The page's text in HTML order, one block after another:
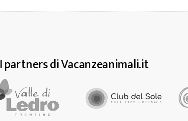
I partners di Vacanzeanimali.it